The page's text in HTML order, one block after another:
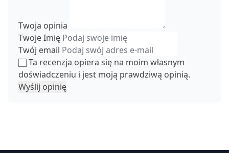
Twoja opinia
Twoje Imię
Twój email
Ta recenzja opiera się na moim własnym
doświadczeniu i jest moją prawdziwą opinią.
Wyślij opinię